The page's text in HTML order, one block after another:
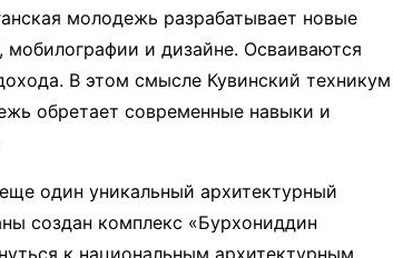
молодежь разрабатывает новые
мобилографии и дизайне. Осваиваются
В этом смысле Кувинский техникум
обретает современные навыки и
один уникальный архитектурный
создан комплекс «Бурхониддин